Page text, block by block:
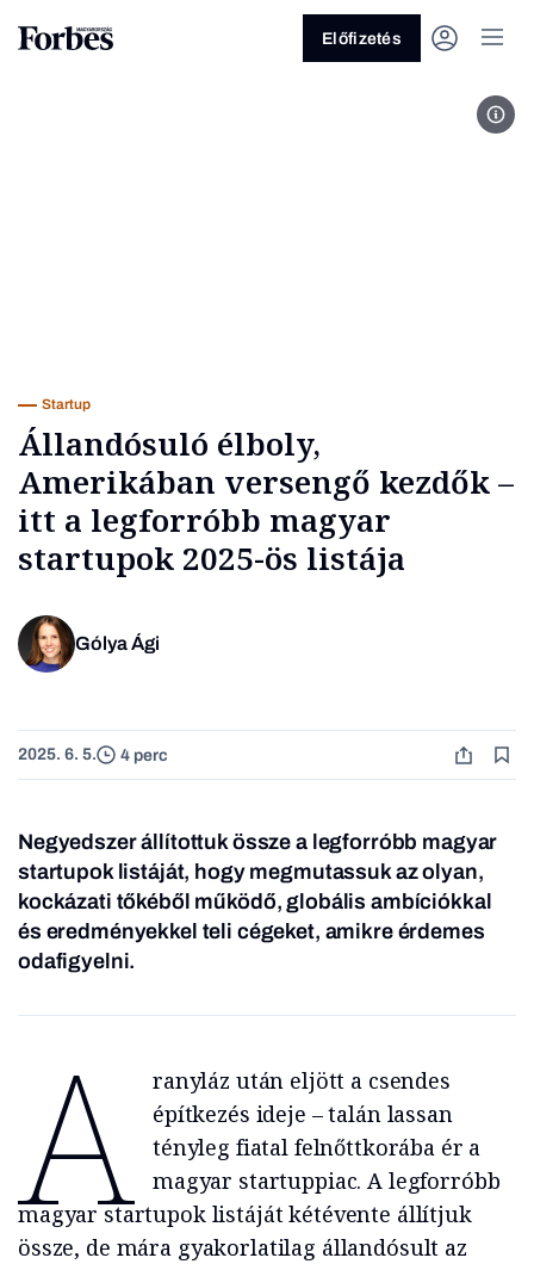
Előfizetés
A
Startup
Állandósuló élboly,
Amerikában versengő kezdők –
itt a legforróbb magyar
startupok 2025-ös listája
Gólya Ági
2025. 6. 5. 4 perc
Negyedszer állítottuk össze a legforróbb magyar
startupok listáját, hogy megmutassuk az olyan,
kockázati tőkéből működő, globális ambíciókkal
és eredményekkel teli cégeket, amikre érdemes
odafigyelni.
A
ranyláz után eljött a csendes
építkezés ideje – talán lassan
tényleg fiatal felnőttkorába ér a
magyar startuppiac. A legforróbb
magyar startupok listáját kétévente állítjuk
össze, de mára gyakorlatilag állandósult az